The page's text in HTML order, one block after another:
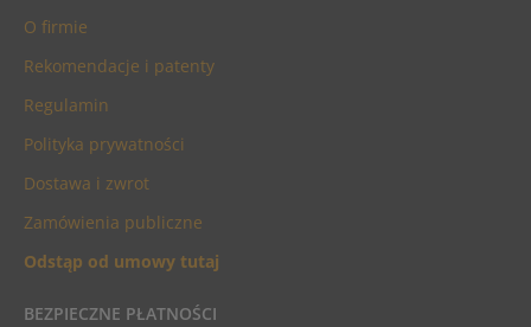
O firmie
Rekomendacje i patenty
Regulamin
Polityka prywatności
Dostawa i zwrot
Zamówienia publiczne
Odstąp od umowy tutaj
BEZPIECZNE PŁATNOŚCI